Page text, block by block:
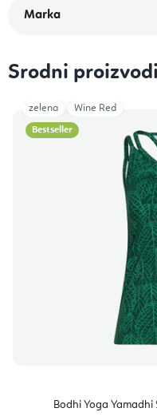
Srodni proizvodi
Bestseller
Bodhi Yoga
zelena Wine Red